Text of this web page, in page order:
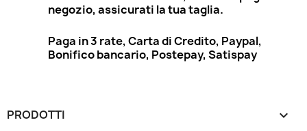
negozio, assicurati la tua taglia.
Paga in 3 rate, Carta di Credito, Paypal,
Bonifico bancario, Postepay, Satispay
PRODOTTI 